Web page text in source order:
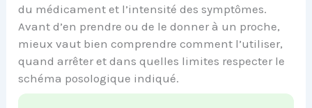
du médicament et l’intensité des symptômes.
Avant d’en prendre ou de le donner à un proche,
mieux vaut bien comprendre comment l’utiliser,
quand arrêter et dans quelles limites respecter le
schéma posologique indiqué.